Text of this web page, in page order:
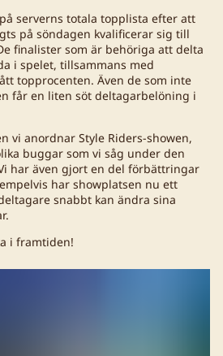
serverns totala topplista efter att
på söndagen kvalificerar sig till
finalister som är behöriga att delta
i spelet, tillsammans med
topprocenten. Även de som inte
får en liten söt deltagarbelöning i
vi anordnar Style Riders-showen,
buggar som vi såg under den
har även gjort en del förbättringar
har showplatsen nu ett
snabbt kan ändra sina
i framtiden!